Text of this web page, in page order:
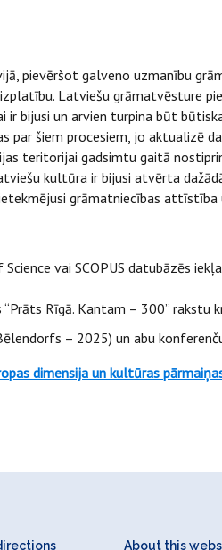
pievēršot galveno uzmanību
Latviešu grāmatvēsture
bijusi un arvien turpina būt
par šiem procesiem, jo aktualizē
teritorijai gadsimtu gaitā
kultūra ir bijusi atvērta
grāmatniecības attīstība
vai SCOPUS datubāzēs
Rīgā. Kantam – 300” rakstu
– 2025) un abu
dimensija un kultūras
About this